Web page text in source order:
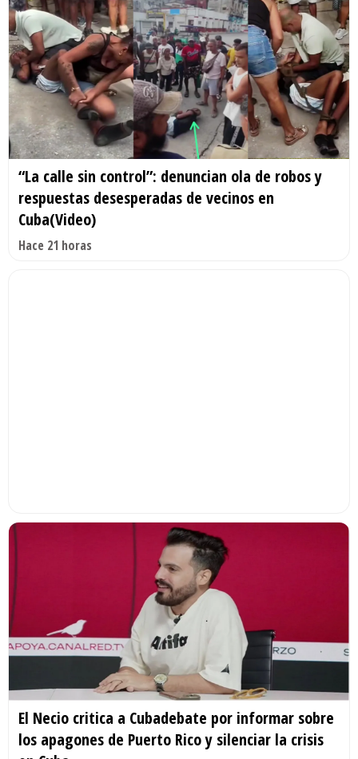
“La calle sin control”: denuncian ola de robos y
respuestas desesperadas de vecinos en
Cuba(Video)
Hace 21 horas
El Necio critica a Cubadebate por informar sobre
los apagones de Puerto Rico y silenciar la crisis